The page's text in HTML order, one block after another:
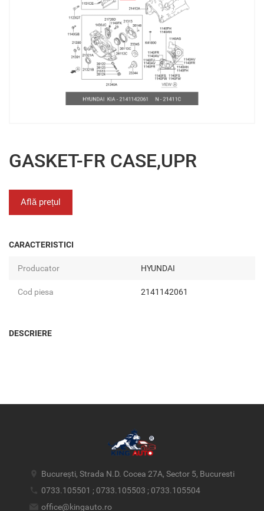
GASKET-FR CASE,UPR
Află prețul
CARACTERISTICI
Producator HYUNDAI
Cod piesa 2141142061
DESCRIERE
București, Strada N.D. Cocea 27A, Sector 5, Bucuresti
0733.105501 ; 0733.105503 ; 0733.105504
office@kingauto.ro